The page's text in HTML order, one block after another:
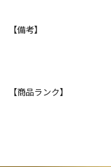
【備考】
【商品ランク】